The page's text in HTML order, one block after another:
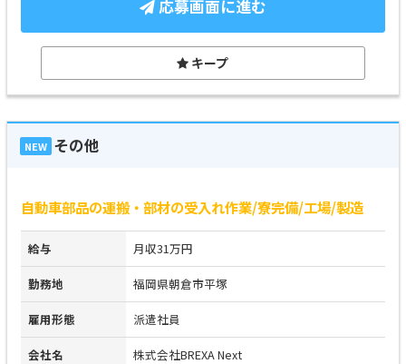
応募画面に進む
キープ
NEW その他
自動車部品の運搬・部材の受入れ作業/寮完備/工場/製造
給与 月収31万円
勤務地 福岡県朝倉市平塚
雇用形態 派遣社員
会社名 株式会社BREXA Next